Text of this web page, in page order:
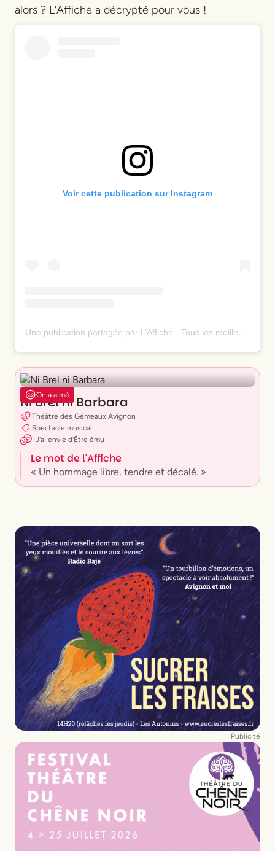
Publicité
alors ? L'Affiche a décrypté pour vous !
Voir cette publication sur Instagram
Une publication partagée par L’Affiche - Tous les meilleurs spectacles ⭐️ (@laffiche.co)
On a aimé
Ni Brel ni Barbara
Théâtre des Gémeaux Avignon
Spectacle musical
J'ai envied'Être ému
Le mot de l'Affiche
« Un hommage libre, tendre et décalé. »